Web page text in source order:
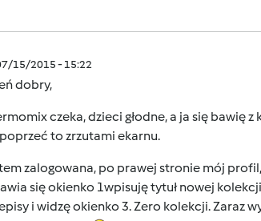
15/2015 - 15:22
dobry,
czeka, dzieci głodne, a ja się bawię
to zrzutami ekarnu.
zalogowana, po prawej stronie mój
się okienko 1wpisuję tytuł nowej
i widzę okienko 3. Zero kolekcji. Zaraz